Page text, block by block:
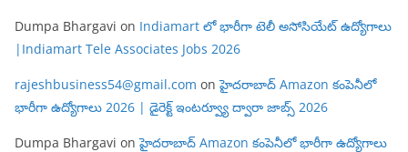
Dumpa Bhargavi on Indiamart లో భారీగా టెలీ అసోసియేట్ ఉద్యోగాలు
|Indiamart Tele Associates Jobs 2026
rajeshbusiness54@gmail.com onహైదరాబాద్ Amazon కంపెనీలో
భారీగా ఉద్యోగాలు 2026 | డైరెక్ట్ ఇంటర్వ్యూ ద్వారా జాబ్స్ 2026
Dumpa Bhargavi onహైదరాబాద్ Amazon కంపెనీలో భారీగా ఉద్యోగాలు